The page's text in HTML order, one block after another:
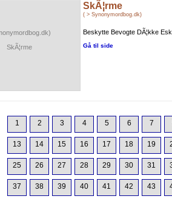
SkÃ¦rme
SkÃ¦rme
( > Synonymordbog.dk)
Beskytte Bevogte DÃ¦kke
Gå til side
1 2 3 4 5 6 7
13 14 15 16 17 18 19
25 26 27 28 29 30 31
37 38 39 40 41 42 43